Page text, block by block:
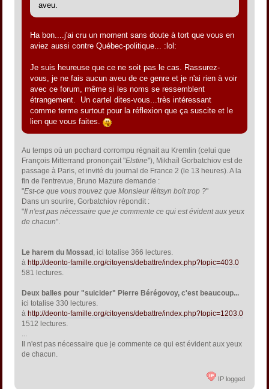
aveu.
Ha bon....j'ai cru un moment sans doute à tort que vous en
aviez aussi contre Québec-politique... :lol:
Je suis heureuse que ce ne soit pas le cas. Rassurez-
vous, je ne fais aucun aveu de ce genre et je n'ai rien à voir
avec ce forum, même si les noms se ressemblent
étrangement. Un cartel dites-vous...très intéressant
comme terme surtout pour la réflexion que ça suscite et le
lien que vous faites.
Au temps où un pochard corrompu régnait au Kremlin (celui que
François Mitterrand prononçait "Elstine"), Mikhaïl Gorbatchiov est de
passage à Paris, et invité du journal de France 2 (le 13 heures). A la
fin de l'entrevue, Bruno Mazure demande :
"Est-ce que vous trouvez que Monsieur Iéltsyn boit trop ?"
Dans un sourire, Gorbatchiov répondit :
"Il n'est pas nécessaire que je commente ce qui est évident aux yeux
de chacun".
Le harem du Mossad , ici totalise 366 lectures.
à http://deonto-famille.org/citoyens/debattre/index.php?topic=403.0
581 lectures.
Deux balles pour "suicider" Pierre Bérégovoy, c'est beaucoup...
ici totalise 330 lectures.
à http://deonto-famille.org/citoyens/debattre/index.php?topic=1203.0
1512 lectures.
...
Il n'est pas nécessaire que je commente ce qui est évident aux yeux
de chacun.
IP logged